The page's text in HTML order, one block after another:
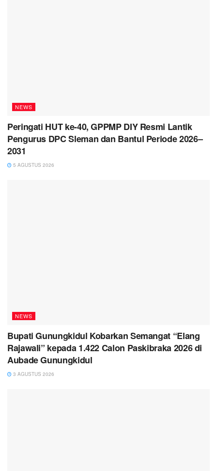
NEWS
Peringati HUT ke-40, GPPMP DIY Resmi Lantik
Pengurus DPC Sleman dan Bantul Periode 2026–
2031
5 AGUSTUS 2026
NEWS
Bupati Gunungkidul Kobarkan Semangat “Elang
Rajawali” kepada 1.422 Calon Paskibraka 2026 di
Aubade Gunungkidul
3 AGUSTUS 2026